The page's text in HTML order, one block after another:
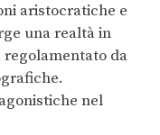
aristocratiche e
una realtà in
da
nel